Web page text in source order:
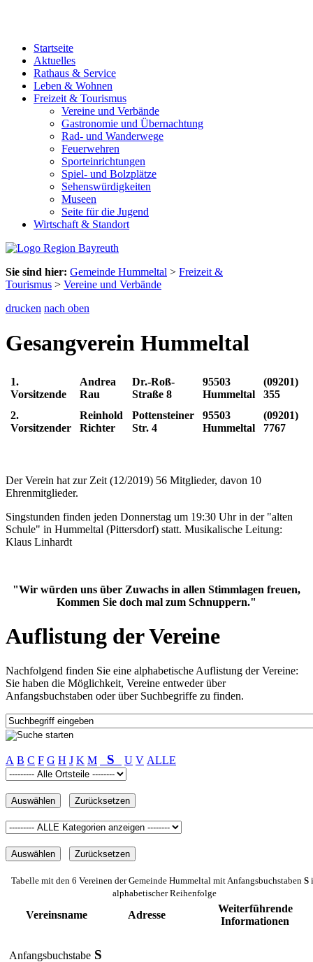
Startseite
Aktuelles
Rathaus & Service
Leben & Wohnen
Freizeit & Tourismus
Vereine und Verbände
Gastronomie und Übernachtung
Rad- und Wanderwege
Feuerwehren
Sporteinrichtungen
Spiel- und Bolzplätze
Sehenswürdigkeiten
Museen
Seite für die Jugend
Wirtschaft & Standort
Sie sind hier: Gemeinde Hummeltal > Freizeit &
Tourismus > Vereine und Verbände
drucken nach oben
Gesangverein Hummeltal
1.
Vorsitzende
Andrea
Rau
Dr.-Roß-
Straße 8
95503
Hummeltal
(09201)
355
2.
Vorsitzender
Reinhold
Richter
Pottensteiner
Str. 4
95503
Hummeltal
(09201)
7767
Der Verein hat zur Zeit (12/2019) 56 Mitglieder, davon 10
Ehrenmitglieder.
Singstunden finden jeden Donnerstag um 19:30 Uhr in der "alten
Schule" in Hummeltal (Pittersdorf) statt. Musikalische Leitung:
Klaus Linhardt
"Wir würden uns über Zuwachs in allen Stimmlagen freuen,
Kommen Sie doch mal zum Schnuppern."
Auflistung der Vereine
Nachfolgend finden Sie eine alphabetische Auflistung der Vereine:
Sie haben die Möglichkeit, Vereine entweder über
Anfangsbuchstaben oder über Suchbegriffe zu finden.
A B C F G H J K M S U V ALLE
Tabelle mit den 6 Vereinen der Gemeinde Hummeltal mit Anfangsbuchstaben S
alphabetischer Reihenfolge
Vereinsname Adresse
Weiterführende
Informationen
Anfangsbuchstabe S